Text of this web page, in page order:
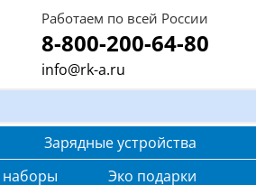
Работаем по всей России
8-800-200-64-80
info@rk-a.ru
Зарядные устройства
Эко подарки